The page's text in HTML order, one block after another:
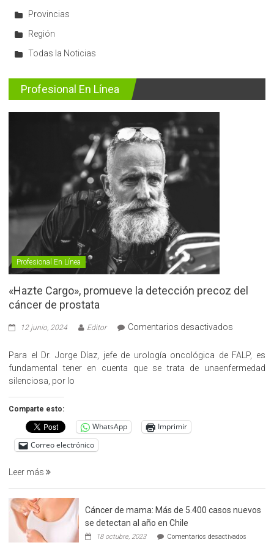
Provincias
Región
Todas la Noticias
Profesional En Línea
Profesional En Línea
«Hazte Cargo», promueve la detección precoz del
cáncer de prostata
12 junio, 2024 Editor Comentarios desactivados
Cargo»,
promueve
Para el Dr. Jorge Díaz, jefe de urología oncológica de FALP, es
fundamental tener en cuenta que se trata de unaenfermedad
silenciosa, por lo
Comparte esto:
WhatsApp
Imprimir
Correo electrónico
Leer más
Cáncer de mama: Más de 5.400 casos nuevos
se detectan al año en Chile
18 octubre, 2023 Comentarios desactivados